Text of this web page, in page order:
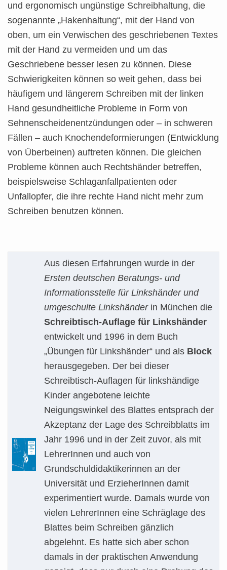
und ergonomisch ungünstige Schreibhaltung, die
sogenannte „Hakenhaltung“, mit der Hand von
oben, um ein Verwischen des geschriebenen Textes
mit der Hand zu vermeiden und um das
Geschriebene besser lesen zu können. Diese
Schwierigkeiten können so weit gehen, dass bei
häufigem und längerem Schreiben mit der linken
Hand gesundheitliche Probleme in Form von
Sehnenscheidenentzündungen oder – in schweren
Fällen – auch Knochendeformierungen (Entwicklung
von Überbeinen) auftreten können. Die gleichen
Probleme können auch Rechtshänder betreffen,
beispielsweise Schlaganfallpatienten oder
Unfallopfer, die ihre rechte Hand nicht mehr zum
Schreiben benutzen können.
Aus diesen Erfahrungen wurde in der
Ersten deutschen Beratungs- und
Informationsstelle für Linkshänder und
umgeschulte Linkshänderin München die
Schreibtisch-Auflage für Linkshänder
entwickelt und 1996 in dem Buch
„Übungen für Linkshänder“ und als Block
herausgegeben. Der bei dieser
Schreibtisch-Auflagen für linkshändige
Kinder angebotene leichte
Neigungswinkel des Blattes entsprach der
Akzeptanz der Lage des Schreibblatts im
Jahr 1996 und in der Zeit zuvor, als mit
LehrerInnen und auch von
Grundschuldidaktikerinnen an der
Universität und ErzieherInnen damit
experimentiert wurde. Damals wurde von
vielen LehrerInnen eine Schräglage des
Blattes beim Schreiben gänzlich
abgelehnt. Es hatte sich aber schon
damals in der praktischen Anwendung